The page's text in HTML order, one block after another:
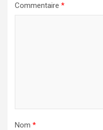
Commentaire *
Nom *